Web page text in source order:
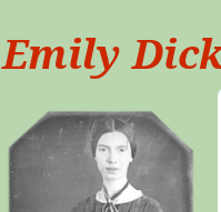
Emily